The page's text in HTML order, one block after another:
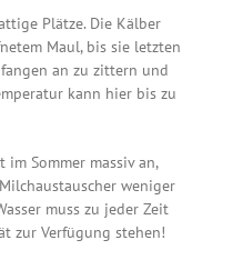
Plätze. Die Kälber
Maul, bis sie letzten
an zu zittern und
kann hier bis zu
im Sommer massiv an,
weniger
muss zu jeder Zeit
zur Verfügung stehen!